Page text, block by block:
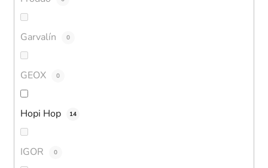
Garvalín 0
GEOX 0
Hopi Hop 14
IGOR 0